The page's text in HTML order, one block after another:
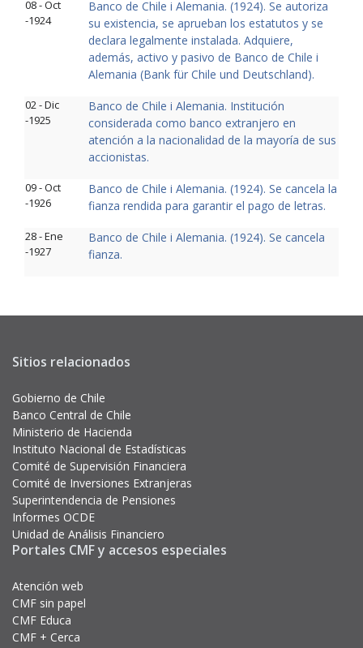
08 - Oct
-1924
Banco de Chile i Alemania. (1924). Se autoriza
su existencia, se aprueban los estatutos y se
declara legalmente instalada. Adquiere,
además, activo y pasivo de Banco de Chile i
Alemania (Bank für Chile und Deutschland).
02 - Dic
-1925
Banco de Chile i Alemania. Institución
considerada como banco extranjero en
atención a la nacionalidad de la mayoría de sus
accionistas.
09 - Oct
-1926
Banco de Chile i Alemania. (1924). Se cancela la
fianza rendida para garantir el pago de letras.
28 - Ene
-1927
Banco de Chile i Alemania. (1924). Se cancela
fianza.
Sitios relacionados
Gobierno de Chile
Banco Central de Chile
Ministerio de Hacienda
Instituto Nacional de Estadísticas
Comité de Supervisión Financiera
Comité de Inversiones Extranjeras
Superintendencia de Pensiones
Informes OCDE
Unidad de Análisis Financiero
Portales CMF y accesos especiales
Atención web
CMF sin papel
CMF Educa
CMF + Cerca